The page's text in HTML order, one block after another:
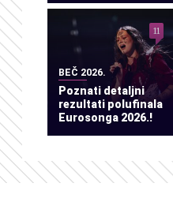
BEČ 2026.
Poznati detaljni
rezultati polufinala
Eurosonga 2026.!
11